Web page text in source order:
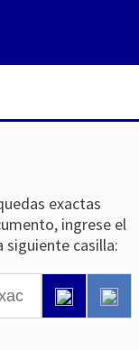
exactas
ingrese el
siguiente casilla: